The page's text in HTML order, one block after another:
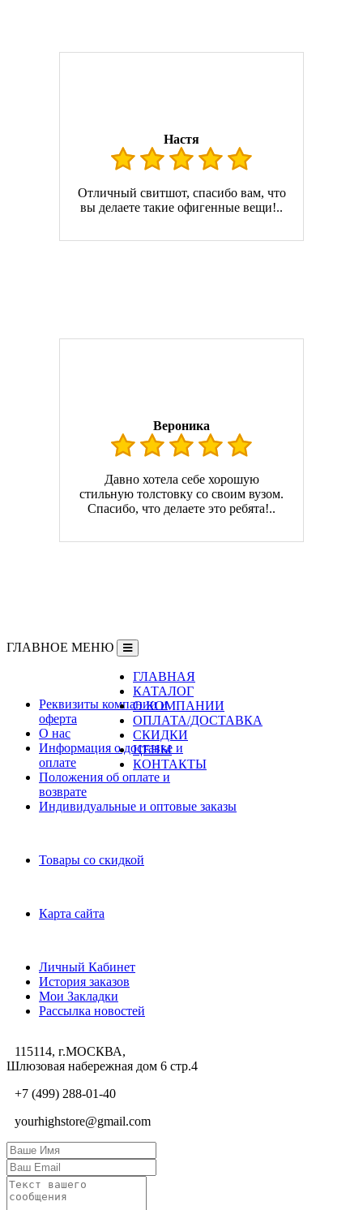
Настя
Отличный свитшот, спасибо вам, что
вы делаете такие офигенные вещи!..
Вероника
Давно хотела себе хорошую
стильную толстовку со своим вузом.
Спасибо, что делаете это ребята!..
ГЛАВНОЕ МЕНЮ
ГЛАВНАЯ
КАТАЛОГ
О КОМПАНИИ
ОПЛАТА/ДОСТАВКА
СКИДКИ
ЦЕНЫ
КОНТАКТЫ
Реквизиты компании и
оферта
О нас
Информация о доставке и
оплате
Положения об оплате и
возврате
Индивидуальные и оптовые заказы
Товары со скидкой
Карта сайта
Личный Кабинет
История заказов
Мои Закладки
Рассылка новостей
115114, г.МОСКВА,
Шлюзовая набережная дом 6 стр.4
+7 (499) 288-01-40
yourhighstore@gmail.com